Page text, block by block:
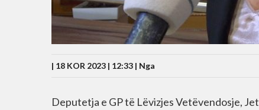
| 18 KOR 2023 | 12:33 | Nga
Deputetja e GP të Lëvizjes Vetëvendosje,